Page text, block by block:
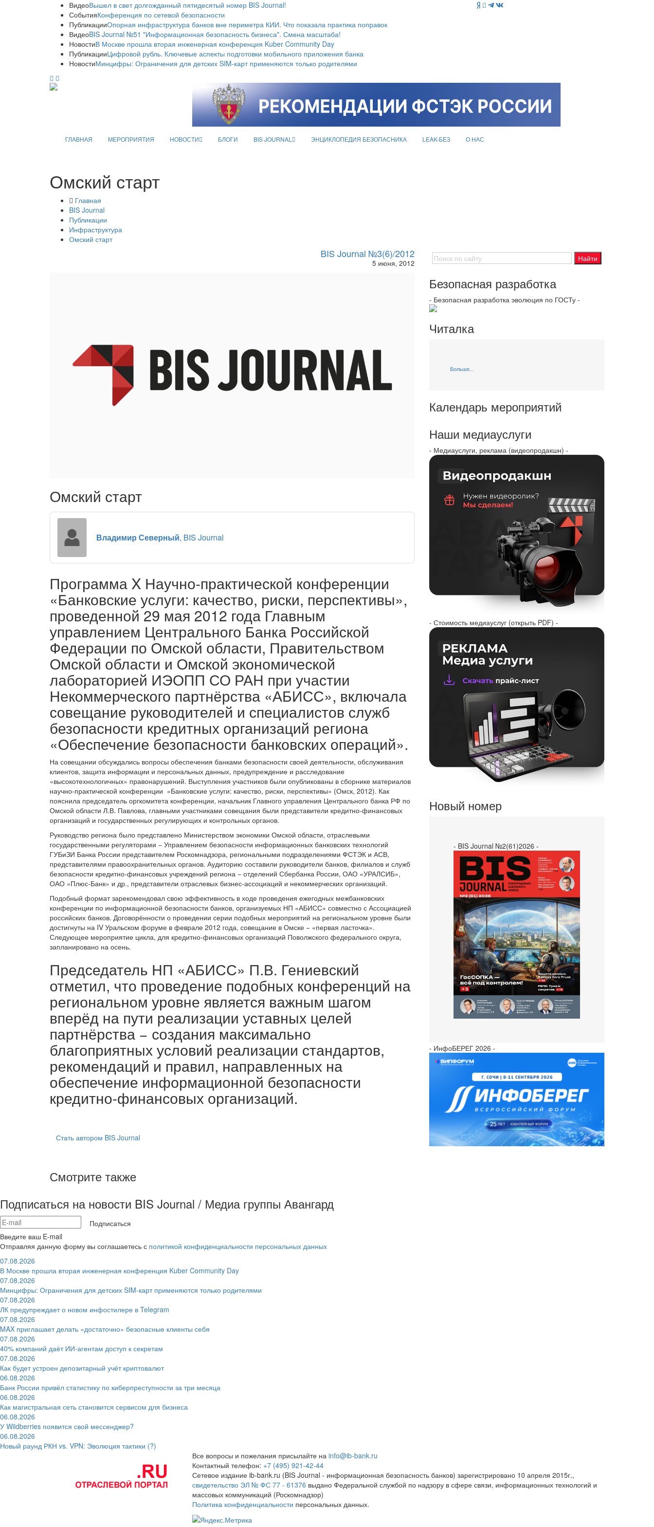
ВидеоВышел в свет долгожданный пятидесятый номер BIS Journal!
СобытияКонференция по сетевой безопасности
ПубликацииОпорная инфраструктура банков вне периметра КИИ. Что показала практика поправок
ВидеоBIS Journal №51 "Информационная безопасность бизнеса". Смена масштаба!
НовостиВ Москве прошла вторая инженерная конференция Kuber Community Day
ПубликацииЦифровой рубль. Ключевые аспекты подготовки мобильного приложения банка
НовостиМинцифры: Ограничения для детских SIM-карт применяются только родителями
ГЛАВНАЯ МЕРОПРИЯТИЯ НОВОСТИ БЛОГИ BIS JOURNAL ЭНЦИКЛОПЕДИЯ БЕЗОПАСНИКА LEAK-БЕЗ О НАС
Омский старт
Главная
BIS Journal
Публикации
Инфраструктура
Омский старт
BIS Journal №3(6)/2012
5 июня, 2012
Омский старт
Владимир Северный, BIS Journal
Программа X Научно-практической конференции
«Банковские услуги: качество, риски, перспективы»,
проведенной 29 мая 2012 года Главным
управлением Центрального Банка Российской
Федерации по Омской области, Правительством
Омской области и Омской экономической
лабораторией ИЭОПП СО РАН при участии
Некоммерческого партнёрства «АБИСС», включала
совещание руководителей и специалистов служб
безопасности кредитных организаций региона
«Обеспечение безопасности банковских операций».
На совещании обсуждались вопросы обеспечения банками безопасности своей деятельности, обслуживания
клиентов, защита информации и персональных данных, предупреждение и расследование
«высокотехнологичных» правонарушений. Выступления участников были опубликованы в сборнике материалов
научно-практической конференции «Банковские услуги: качество, риски, перспективы» (Омск, 2012). Как
пояснила председатель оргкомитета конференции, начальник Главного управления Центрального банка РФ по
Омской области Л.В. Павлова, главными участниками совещания были представители кредитно-финансовых
организаций и государственных регулирующих и контрольных органов.
Руководство региона было представлено Министерством экономики Омской области, отраслевыми
государственными регуляторами − Управлением безопасности информационных банковских технологий
ГУБиЗИ Банка России представителем Роскомнадзора, региональными подразделениями ФСТЭК и АСВ,
представителями правоохранительных органов. Аудиторию составили руководители банков, филиалов и служб
безопасности кредитно-финансовых учреждений региона − отделений Сбербанка России, ОАО «УРАЛСИБ»,
ОАО «Плюс-Банк» и др., представители отраслевых бизнес-ассоциаций и некоммерческих организаций.
Подобный формат зарекомендовал свою эффективность в ходе проведения ежегодных межбанковских
конференции по информационной безопасности банков, организуемых НП «АБИСС» совместно с Ассоциацией
российских банков. Договорённости о проведении серии подобных мероприятий на региональном уровне были
достигнуты на IV Уральском форуме в феврале 2012 года, совещание в Омске − «первая ласточка».
Следующее мероприятие цикла, для кредитно-финансовых организаций Поволжского федерального округа,
запланировано на осень.
Председатель НП «АБИСС» П.В. Гениевский
отметил, что проведение подобных конференций на
региональном уровне является важным шагом
вперёд на пути реализации уставных целей
партнёрства − создания максимально
благоприятных условий реализации стандартов,
рекомендаций и правил, направленных на
обеспечение информационной безопасности
кредитно-финансовых организаций.
Стать автором BIS Journal
Смотрите также
Безопасная разработка
- Безопасная разработка эволюция по ГОСТу -
Читалка
Больше...
Календарь мероприятий
Наши медиауслуги
- Медиауслуги, реклама (видеопродакшн) -
- Стоимость медиауслуг (открыть PDF) -
Новый номер
- BIS Journal №2(61)2026 -
- ИнфоБЕРЕГ 2026 -
Подписаться на новости BIS Journal / Медиа группы Авангард
Подписаться
Введите ваш E-mail
Отправляя данную форму вы соглашаетесь с политикой конфиденциальности персональных данных
07.08.2026
В Москве прошла вторая инженерная конференция Kuber Community Day
07.08.2026
Минцифры: Ограничения для детских SIM-карт применяются только родителями
07.08.2026
ЛК предупреждает о новом инфостилере в Telegram
07.08.2026
MAX приглашает делать «достаточно» безопасные клиенты себя
07.08.2026
40% компаний даёт ИИ‑агентам доступ к секретам
07.08.2026
Как будет устроен депозитарный учёт криптовалют
06.08.2026
Банк России привёл статистику по киберпреступности за три месяца
06.08.2026
Как магистральная сеть становится сервисом для бизнеса
06.08.2026
У Wildberries появится свой мессенджер?
06.08.2026
Новый раунд РКН vs. VPN: Эволюция тактики (?)
Все вопросы и пожелания присылайте на info@ib-bank.ru
Контактный телефон: +7 (495) 921-42-44
Сетевое издание ib-bank.ru (BIS Journal - информационная безопасность банков) зарегистрировано 10 апреля 2015г.,
свидетельство ЭЛ № ФС 77 - 61376 выдано Федеральной службой по надзору в сфере связи, информационных технологий и
массовых коммуникаций (Роскомнадзор)
Политика конфиденциальности персональных данных.